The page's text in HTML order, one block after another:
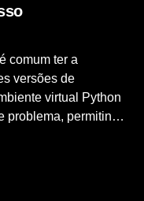
comum ter a
versões de
virtual Python
problema, permitindo